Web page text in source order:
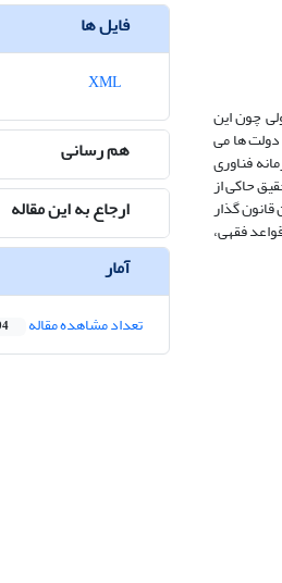
چون این
ها می
فناوری
حاکی از
گذار
فقهی،
فایل ها
هم رسانی
ارجاع به این مقاله
آمار
تعداد مشاهده مقاله